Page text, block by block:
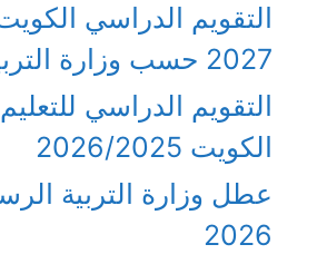
2027 حسب وزارة التربية
التقويم الدراسي
الكويت 2026/2025
عطل وزارة التربية
2026